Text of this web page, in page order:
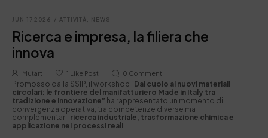
JUN 17 2026 / ATTIVITÀ, NEWS
Ricerca e impresa, la filiera che
innova
Mutart 1 Like Post 0 Comment
Promosso dalla SSIP, il workshop “Dal cuoio ai nuovi materiali
circolari: le frontiere del manifatturiero Made in Italy tra
tradizione e innovazione” ha rappresentato un momento di
convergenza operativa, tra competenze diverse ma
complementari: ricerca industriale, trasformazione chimica e
applicazione nei processi reali.